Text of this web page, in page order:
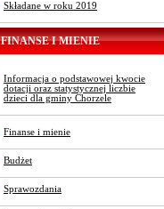
Składane w roku 2019
FINANSE I MIENIE
Informacja o podstawowej kwocie
dotacji oraz statystycznej liczbie
dzieci dla gminy Chorzele
Finanse i mienie
Budżet
Sprawozdania